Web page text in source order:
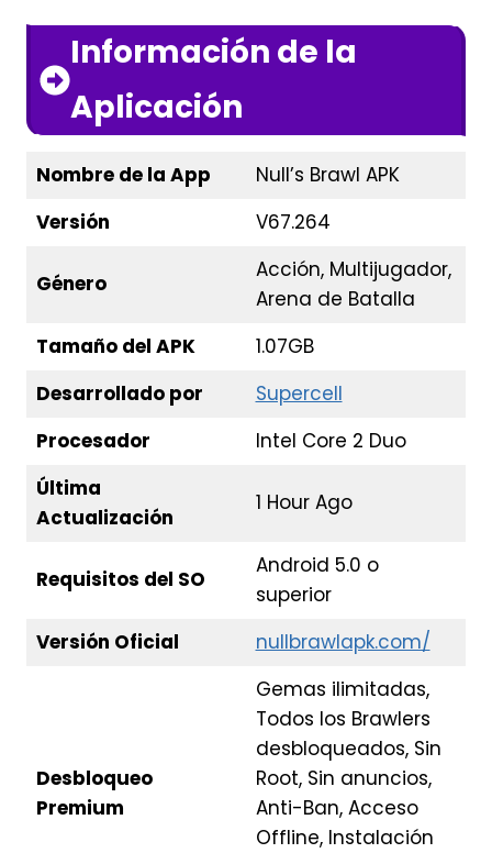
Información de la
Aplicación
Nombre de la App
Null’s Brawl APK
Versión
V67.264
Género
Acción, Multijugador,
Arena de Batalla
Tamaño del APK
1.07GB
Desarrollado por
Supercell
Procesador
Intel Core 2 Duo
Última
Actualización
1 Hour Ago
Requisitos del SO
Android 5.0 o
superior
Versión Oficial
nullbrawlapk.com/
Desbloqueo
Premium
Gemas ilimitadas,
Todos los Brawlers
desbloqueados, Sin
Root, Sin anuncios,
Anti-Ban, Acceso
Offline, Instalación